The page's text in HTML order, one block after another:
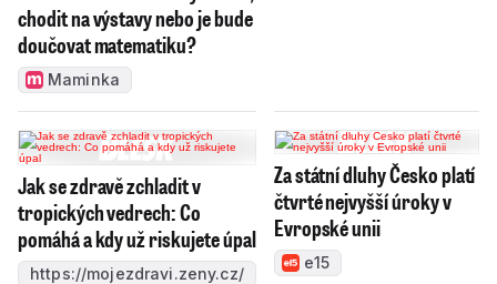
chodit na výstavy nebo je bude
doučovat matematiku?
Maminka
Jak se zdravě zchladit v
tropických vedrech: Co
pomáhá a kdy už riskujete úpal
https://mojezdravi.zeny.cz/
Za státní dluhy Česko platí
čtvrté nejvyšší úroky v
Evropské unii
e15